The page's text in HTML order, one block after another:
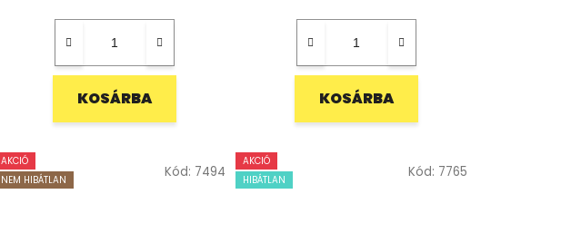
KOSÁRBA KOSÁRBA
AKCIÓ
NEM HIBÁTLAN
Kód: 7494
AKCIÓ
HIBÁTLAN
Kód: 7765